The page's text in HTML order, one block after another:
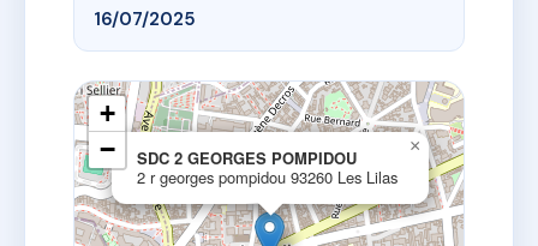
16/07/2025
SDC 2 GEORGES POMPIDOU
2 r georges pompidou 93260 Les Lilas
×
+
−